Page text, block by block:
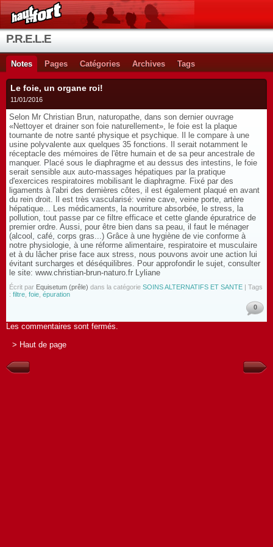
P.R.E.L.E
Notes Pages Catégories Archives Tags
Le foie, un organe roi!
11/01/2016
Selon Mr Christian Brun, naturopathe, dans son dernier ouvrage
«Nettoyer et drainer son foie naturellement», le foie est la plaque
tournante de notre santé physique et psychique. Il le compare à une
usine polyvalente aux quelques 35 fonctions. Il serait notamment le
réceptacle des mémoires de l'être humain et de sa peur ancestrale de
manquer. Placé sous le diaphragme et au dessus des intestins, le foie
serait sensible aux auto-massages hépatiques par la pratique
d'exercices respiratoires mobilisant le diaphragme. Fixé par des
ligaments à l'abri des dernières côtes, il est également plaqué en avant
du rein droit. Il est très vascularisé: veine cave, veine porte, artère
hépatique... Les médicaments, la nourriture absorbée, le stress, la
pollution, tout passe par ce filtre efficace et cette glande épuratrice de
premier ordre. Aussi, pour être bien dans sa peau, il faut le ménager
(alcool, café, corps gras...) Grâce à une hygiène de vie conforme à
notre physiologie, à une réforme alimentaire, respiratoire et musculaire
et à du lâcher prise face aux stress, nous pouvons avoir une action lui
évitant surcharges et déséquilibres. Pour approfondir le sujet, consulter
le site: www.christian-brun-naturo.fr Lyliane
Écrit par Equisetum (prêle) dans la catégorie SOINS ALTERNATIFS ET SANTE | Tags
: filtre foie épuration
0
Les commentaires sont fermés.
> Haut de page